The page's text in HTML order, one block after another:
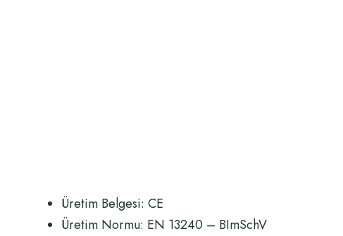
Üretim Belgesi: CE
Üretim Normu: EN 13240 – BImSchV